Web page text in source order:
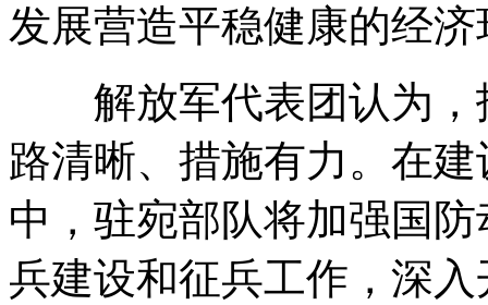
发展营造平稳健康的经
解放军代表团认为，
路清晰、措施有力。在
中，驻宛部队将加强国
兵建设和征兵工作，深